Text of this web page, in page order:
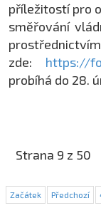
příležitostí pro
směřování
zde: https://
probíhá do 28.
Strana 9 z 50
Začátek Předchozí